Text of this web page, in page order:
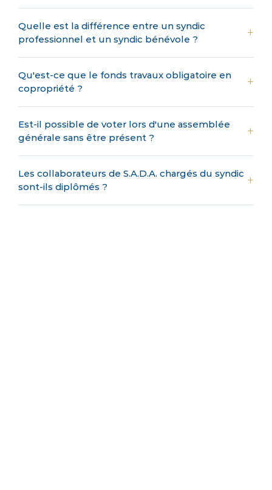
Quelle est la différence entre un syndic
professionnel et un syndic bénévole ?
Qu'est-ce que le fonds travaux obligatoire en
copropriété ?
Est-il possible de voter lors d'une assemblée
générale sans être présent ?
Les collaborateurs de S.A.D.A. chargés du syndic
sont-ils diplômés ?